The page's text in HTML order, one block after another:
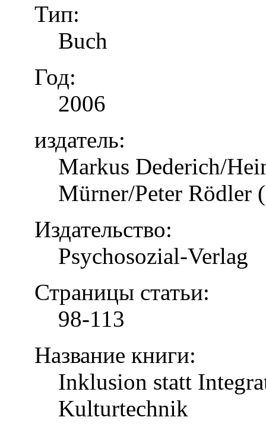
Тип:
Buch
Год:
2006
издатель:
Markus Dederich/
Mürner/Peter Rödler
Издательство:
Psychosozial-Verlag
Страницы статьи:
98-113
Название книги:
Inklusion statt
Kulturtechnik